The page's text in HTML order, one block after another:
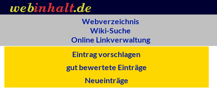
Webverzeichnis
Wiki-Suche
Online Linkverwaltung
Eintrag vorschlagen
gut bewertete Einträge
Neueinträge